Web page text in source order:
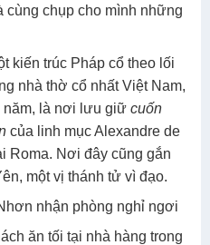
cùng chụp cho mình những
kiến trúc Pháp cổ theo lối
nhà thờ cổ nhất Việt Nam,
là nơi lưu giữ cuốn
của linh mục Alexandre de
Roma. Nơi đây cũng gắn
một vị thánh tử vì đạo.
nhận phòng nghỉ ngơi
ăn tối tại nhà hàng trong